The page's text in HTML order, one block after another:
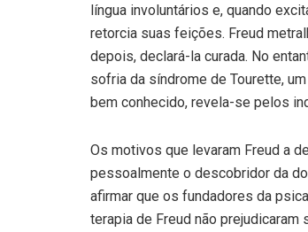
língua involuntários e, quando
retorcia suas feições. Freud
depois, declará-la curada. No
sofria da síndrome de Tourette,
bem conhecido, revela-se pelos
Os motivos que levaram Freud a
pessoalmente o descobridor da
afirmar que os fundadores da
terapia de Freud não